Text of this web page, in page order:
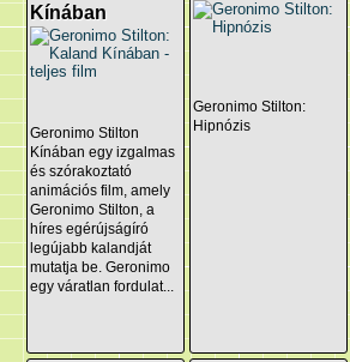
Kínában
Geronimo Stilton
Kínában egy izgalmas
és szórakoztató
animációs film, amely
Geronimo Stilton, a
híres egérújságíró
legújabb kalandját
mutatja be. Geronimo
egy váratlan fordulat...
Geronimo Stilton:
Hipnózis